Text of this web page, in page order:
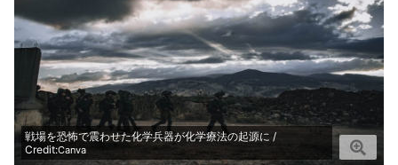
戦場を恐怖で震わせた化学兵器が化学療法の起源に /
Credit:Canva